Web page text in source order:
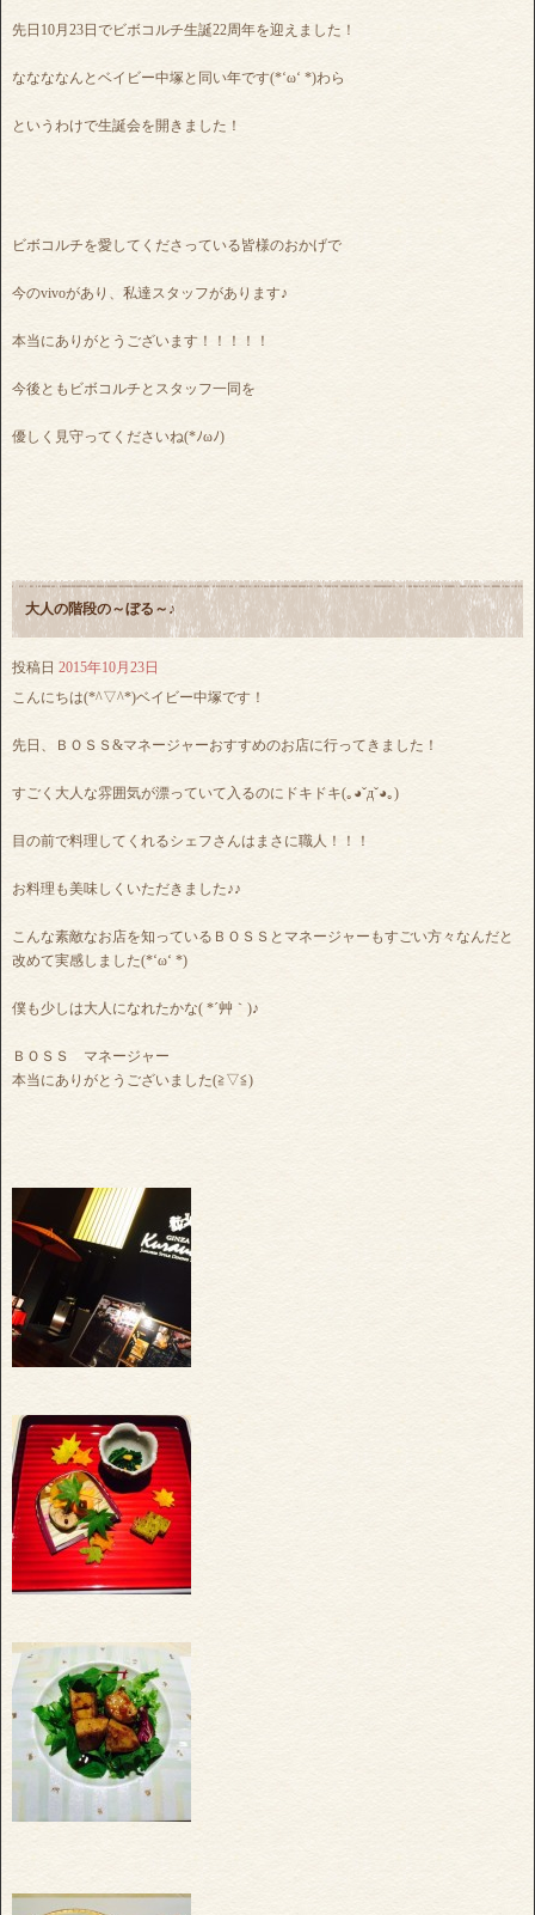
先日10月23日でビボコルチ生誕22周年を迎えました！
ななななんとベイビー中塚と同い年です(*‘ω‘ *)わら
というわけで生誕会を開きました！
ビボコルチを愛してくださっている皆様のおかげで
今のvivoがあり、私達スタッフがあります♪
本当にありがとうございます！！！！！
今後ともビボコルチとスタッフ一同を
優しく見守ってくださいね(*ﾉωﾉ)
大人の階段の～ぼる～♪
投稿日 2015年10月23日
こんにちは(*^▽^*)ベイビー中塚です！
先日、ＢＯＳＳ&マネージャーおすすめのお店に行ってきました！
すごく大人な雰囲気が漂っていて入るのにドキドキ(｡◕ˇдˇ◕｡)
目の前で料理してくれるシェフさんはまさに職人！！！
お料理も美味しくいただきました♪♪
こんな素敵なお店を知っているＢＯＳＳとマネージャーもすごい方々なんだと
改めて実感しました(*‘ω‘ *)
僕も少しは大人になれたかな( *´艸｀)♪
ＢＯＳＳ マネージャー
本当にありがとうございました(≧▽≦)